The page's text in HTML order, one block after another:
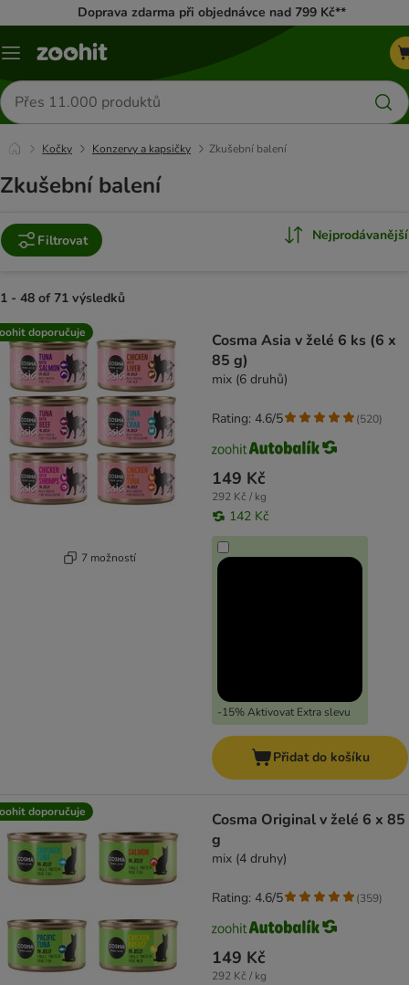
Doprava zdarma při objednávce nad 799 Kč**
Menu
Hledat
produkty
Kočky Konzervy a kapsičky Zkušební balení
Zkušební balení
Filtrovat Nejprodávanější
1 - 48 of 71 výsledků
product items have been changed
doporučuje
7 možností
Cosma Asia v želé 6 ks (6 x
85 g)
mix (6 druhů)
149 Kč
292 Kč / kg
142 Kč
-15% Aktivovat Extra slevu
Rating: 4.6/5 (520)
Přidat do košíku
doporučuje
Cosma Original v želé 6 x 85
g
mix (4 druhy)
149 Kč
292 Kč / kg
Rating: 4.6/5 (359)